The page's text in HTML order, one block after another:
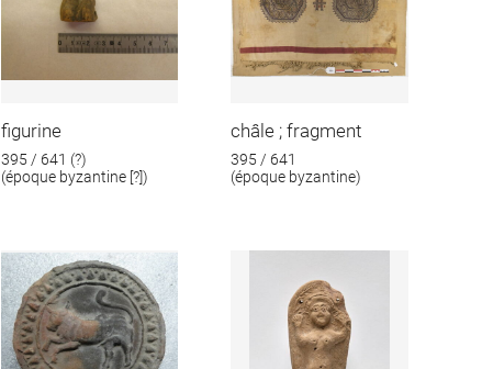
figurine
395 / 641 (?)
(époque byzantine [?])
châle ; fragment
395 / 641
(époque byzantine)